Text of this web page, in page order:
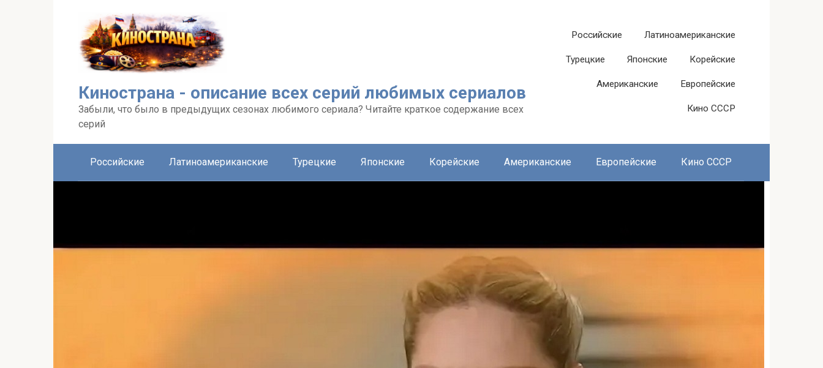
Кинострана - описание всех серий любимых сериалов
Забыли, что было в предыдущих сезонах любимого сериала? Читайте краткое содержание всех
серий
Российские Латиноамериканские
Турецкие Японские Корейские
Американские Европейские
Кино СССР
Российские Латиноамериканские Турецкие Японские Корейские Американские Европейские Кино СССР